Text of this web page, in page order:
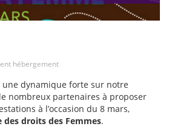
hébergement
une dynamique forte sur notre
nombreux partenaires à proposer
à l’occasion du 8 mars,
droits des Femmes.